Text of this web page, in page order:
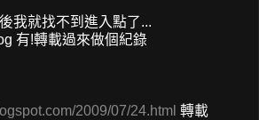
我就找不到進入點了...
有!轉載過來做個紀錄
2009/07/24.html 轉載